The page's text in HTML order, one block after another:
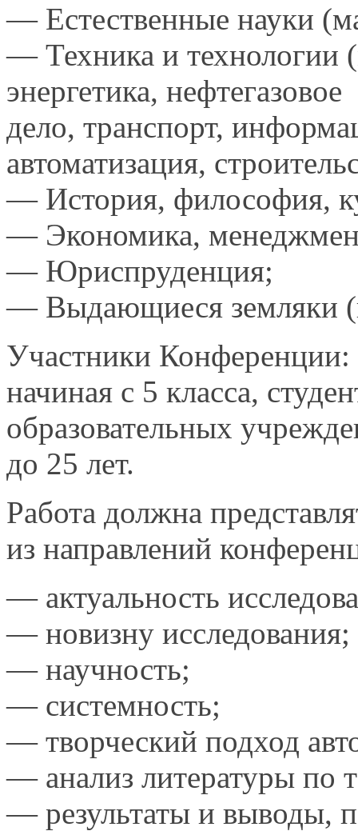
— Естественные науки
— Техника и технологии
энергетика, нефтегазовое
дело, транспорт,
автоматизация,
— История, философия,
— Экономика,
— Юриспруденция;
— Выдающиеся земляки
Участники Конференции:
начиная с 5 класса,
образовательных
до 25 лет.
Работа должна
из направлений
— актуальность
— новизну исследования;
— научность;
— системность;
— творческий подход
— анализ литературы по
— результаты и выводы,